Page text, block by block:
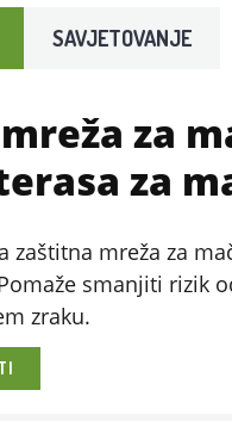
SAVJETOVANJE
za
za
zaštitna mreža za
smanjiti rizik
zraku.